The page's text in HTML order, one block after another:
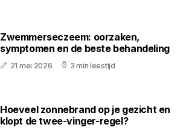
Zwemmerseczeem: oorzaken,
symptomen en de beste behandeling
21 mei 2026 3 min leestijd
Hoeveel zonnebrand op je gezicht en
klopt de twee-vinger-regel?